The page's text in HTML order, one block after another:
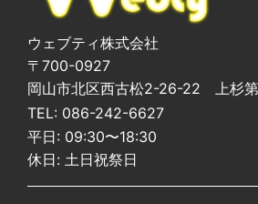
ウェブティ株式会社
〒700-0927
岡山市北区西古松2-26-22 上杉
TEL: 086-242-6627
平日: 09:30〜18:30
休日: 土日祝祭日